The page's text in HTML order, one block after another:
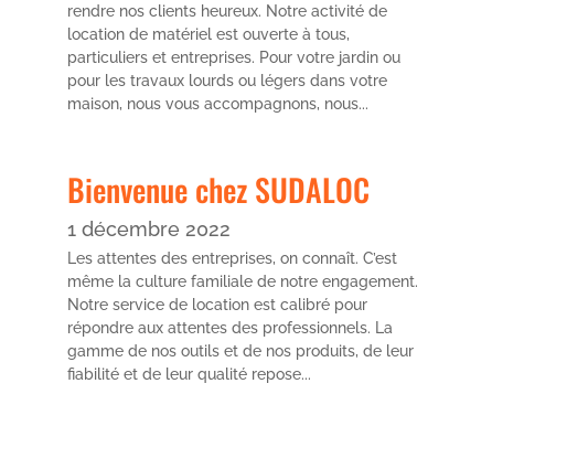
rendre nos clients heureux. Notre activité de
location de matériel est ouverte à tous,
particuliers et entreprises. Pour votre jardin ou
pour les travaux lourds ou légers dans votre
maison, nous vous accompagnons, nous...
Bienvenue chez SUDALOC
1 décembre 2022
Les attentes des entreprises, on connaît. C’est
même la culture familiale de notre engagement.
Notre service de location est calibré pour
répondre aux attentes des professionnels. La
gamme de nos outils et de nos produits, de leur
fiabilité et de leur qualité repose...